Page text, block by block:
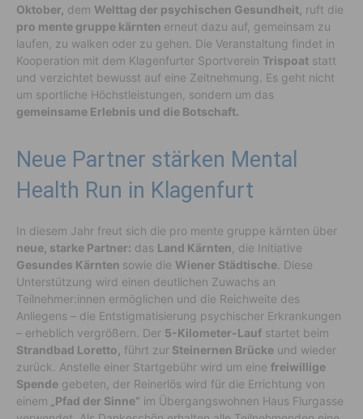
Oktober, dem Welttag der psychischen Gesundheit, ruft die
pro mente gruppe kärnten erneut dazu auf, gemeinsam zu
laufen, zu walken oder zu gehen. Die Veranstaltung findet in
Kooperation mit dem Klagenfurter Sportverein Trispoat statt
und verzichtet bewusst auf eine Zeitnehmung. Es geht nicht
um sportliche Höchstleistungen, sondern um das
gemeinsame Erlebnis und die Botschaft.
Neue Partner stärken Mental
Health Run in Klagenfurt
In diesem Jahr freut sich die pro mente gruppe kärnten über
neue, starke Partner: das Land Kärnten , die Initiative
Gesundes Kärnten sowie die Wiener Städtische . Diese
Unterstützung wird einen deutlichen Zuwachs an
Teilnehmer:innen ermöglichen und die Reichweite des
Anliegens – die Entstigmatisierung psychischer Erkrankungen
– erheblich vergrößern. Der 5-Kilometer-Lauf startet beim
Strandbad Loretto, führt zur Steinernen Brücke und wieder
zurück. Anstelle einer Startgebühr wird um eine freiwillige
Spende gebeten, der Reinerlös wird für die Errichtung von
einem „Pfad der Sinne“ im Übergangswohnen Haus Flurgasse